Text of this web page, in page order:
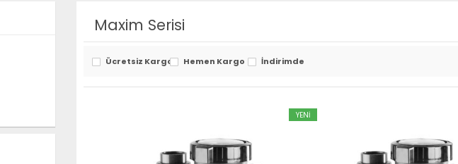
Maxim Serisi
Ücretsiz Kargo Hemen Kargo İndirimde
YENİ